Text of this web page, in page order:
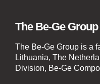
The Be-Ge Group
The Be-Ge Group is a
Lithuania, The
Division, Be-Ge